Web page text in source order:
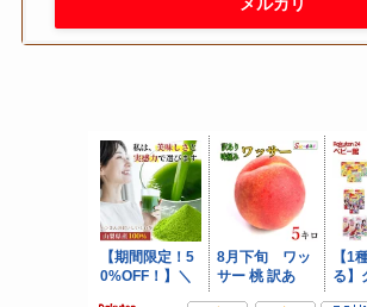
メルカリ